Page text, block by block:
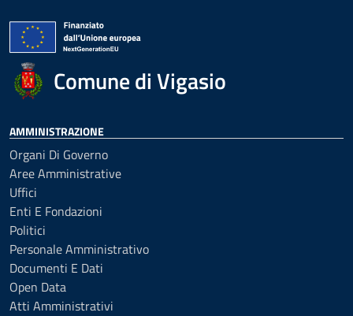
Comune di Vigasio
AMMINISTRAZIONE
Organi Di Governo
Aree Amministrative
Uffici
Enti E Fondazioni
Politici
Personale Amministrativo
Documenti E Dati
Open Data
Atti Amministrativi